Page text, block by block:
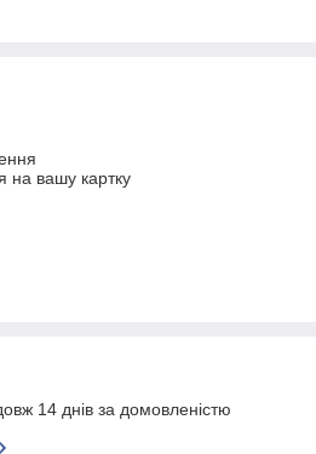
на вашу картку
14 днів за домовленістю